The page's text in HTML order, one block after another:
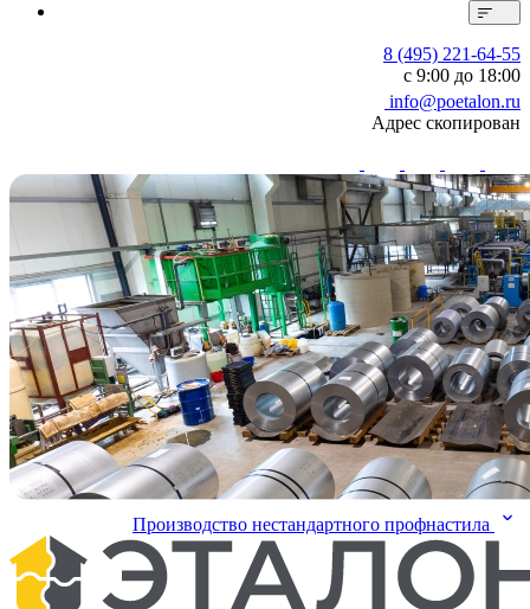
8 (495) 221-64-55
с 9:00 до 18:00
info@poetalon.ru
Адрес скопирован
Производство нестандартного профнастила